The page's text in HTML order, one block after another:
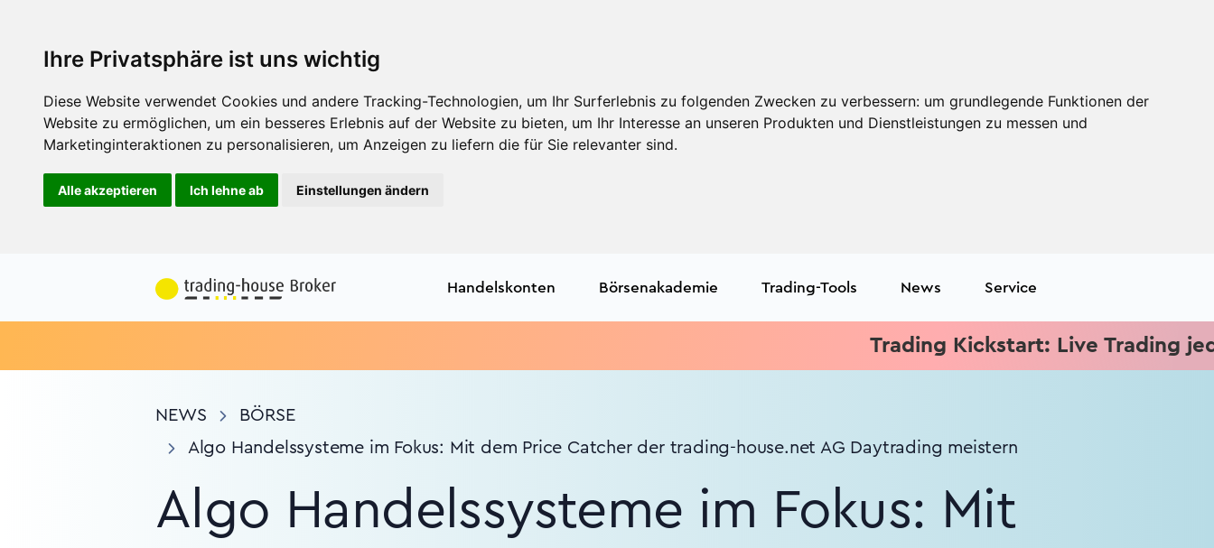
Ihre Privatsphäre ist uns wichtig
Diese Website verwendet Cookies und andere Tracking-Technologien, um Ihr Surferlebnis zu folgenden Zwecken zu verbessern: um grundlegende Funktionen der
Website zu ermöglichen, um ein besseres Erlebnis auf der Website zu bieten, um Ihr Interesse an unseren Produkten und Dienstleistungen zu messen und
Marketinginteraktionen zu personalisieren, um Anzeigen zu liefern die für Sie relevanter sind.
Alle akzeptieren Ich lehne ab Einstellungen ändern
Handelskonten Börsenakademie Trading-Tools News Service
Trading Kickstart: Live Trading jeden
NEWS
BÖRSE
Algo Handelssysteme im Fokus: Mit dem Price Catcher der trading-house.net AG Daytrading meistern
Algo Handelssysteme im Fokus: Mit